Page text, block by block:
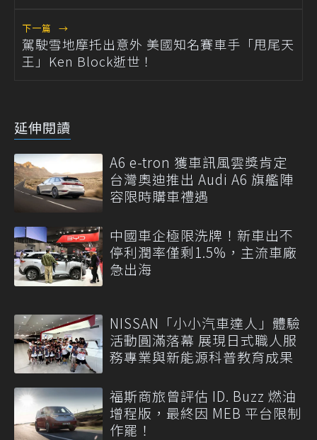
下一篇 →
駕駛雪地摩托出意外 美國知名賽車手「甩尾天
王」Ken Block逝世！
延伸閱讀
A6 e-tron 獲車訊風雲獎肯定
台灣奧迪推出 Audi A6 旗艦陣
容限時購車禮遇
中國車企極限洗牌！新車出不
停利潤率僅剩1.5%，主流車廠
急出海
NISSAN「小小汽車達人」體驗
活動圓滿落幕 展現日式職人服
務專業與新能源科普教育成果
福斯商旅曾評估 ID. Buzz 燃油
增程版，最終因 MEB 平台限制
作罷！